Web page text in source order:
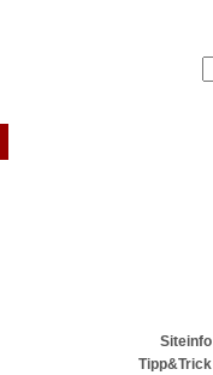
Siteinfo
Tipp&Trick